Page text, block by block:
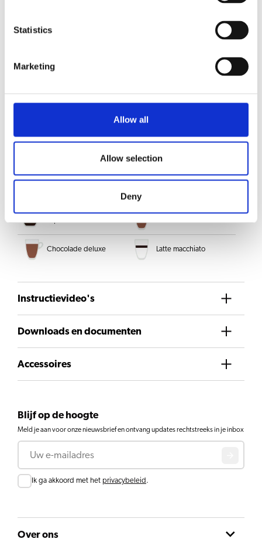
Statistics
Marketing
Allow all
Allow selection
Deny
Ristretto
Caffè Latte Hete melk
Lungo
Chocolade deluxe Latte macchiato
Instructievideo's
Downloads en documenten
Accessoires
Blijf op de hoogte
Meld je aan voor onze nieuwsbrief en ontvang updates rechtstreeks in je inbox
E-mail
Toestemming
Ik ga akkoord met het privacybeleid .
Over ons